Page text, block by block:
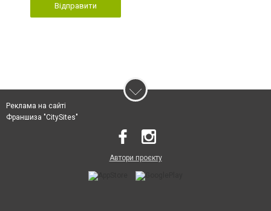
Відправити
Реклама на сайті
Франшиза "CitySites"
Автори проєкту